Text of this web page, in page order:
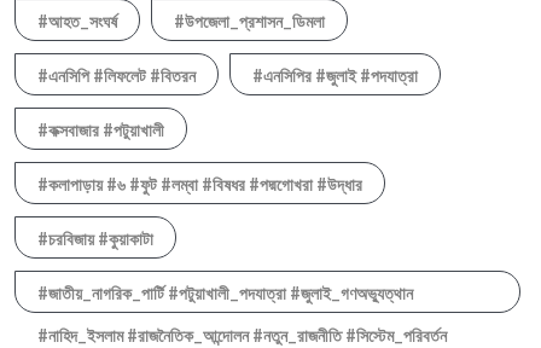
#আহত_সংঘর্ষ #উপজেলা_প্রশাসন_ডিমলা
#এনসিপি #লিফলেট #বিতরন #এনসিপির #জুলাই #পদযাত্রা
#কক্সবাজার #পটুয়াখালী
#কলাপাড়ায় #৬ #ফুট #লম্বা #বিষধর #পদ্মগোখরা #উদ্ধার
#চরবিজায় #কুয়াকাটা
#জাতীয়_নাগরিক_পার্টি #পটুয়াখালী_পদযাত্রা #জুলাই_গণঅভ্যুত্থান
#নাহিদ_ইসলাম #রাজনৈতিক_আন্দোলন #নতুন_রাজনীতি #সিস্টেম_পরিবর্তন